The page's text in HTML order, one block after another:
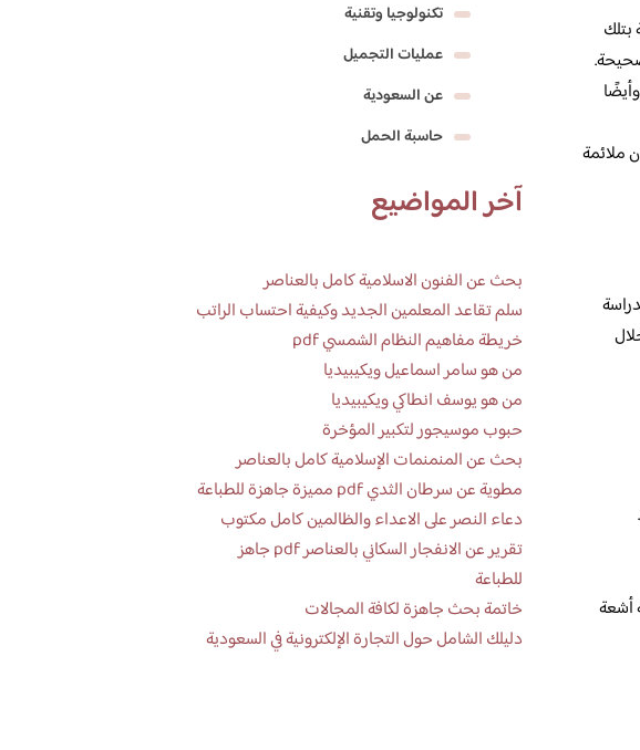
ملائمة
أشعة
تكنولوجيا وتقنية
عمليات التجميل
عن السعودية
حاسبة الحمل
آخر المواضيع
بحث عن الفنون الاسلامية كامل بالعناصر
سلم تقاعد المعلمين الجديد وكيفية احتساب الراتب
خريطة مفاهيم النظام الشمسي pdf
من هو سامر اسماعيل ويكيبيديا
من هو يوسف انطاكي ويكيبيديا
حبوب موسيجور لتكبير المؤخرة
بحث عن المنمنمات الإسلامية كامل بالعناصر
مطوية عن سرطان الثدي pdf مميزة جاهزة للطباعة
دعاء النصر على الاعداء والظالمين كامل مكتوب
تقرير عن الانفجار السكاني بالعناصر pdf جاهز
للطباعة
خاتمة بحث جاهزة لكافة المجالات
دليلك الشامل حول التجارة الإلكترونية في السعودية